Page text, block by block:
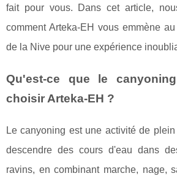
fait pour vous. Dans cet article,
comment Arteka-EH vous emmène
de la Nive pour une expérience
Qu'est-ce que le
choisir Arteka-EH ?
Le canyoning est une activité de
descendre des cours d'eau dans
ravins, en combinant marche, nage,